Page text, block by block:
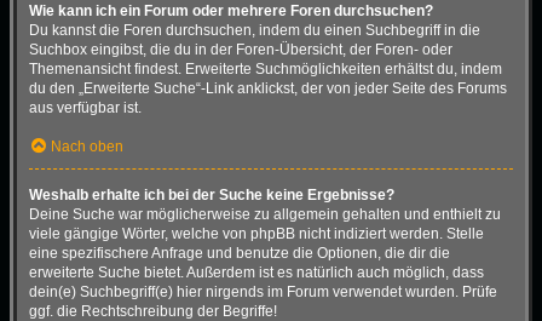
Wie kann ich ein Forum oder mehrere Foren durchsuchen?
Du kannst die Foren durchsuchen, indem du einen Suchbegriff in die
Suchbox eingibst, die du in der Foren-Übersicht, der Foren- oder
Themenansicht findest. Erweiterte Suchmöglichkeiten erhältst du, indem
du den „Erweiterte Suche“-Link anklickst, der von jeder Seite des Forums
aus verfügbar ist.
Nach oben
Weshalb erhalte ich bei der Suche keine Ergebnisse?
Deine Suche war möglicherweise zu allgemein gehalten und enthielt zu
viele gängige Wörter, welche von phpBB nicht indiziert werden. Stelle
eine spezifischere Anfrage und benutze die Optionen, die dir die
erweiterte Suche bietet. Außerdem ist es natürlich auch möglich, dass
dein(e) Suchbegriff(e) hier nirgends im Forum verwendet wurden. Prüfe
ggf. die Rechtschreibung der Begriffe!